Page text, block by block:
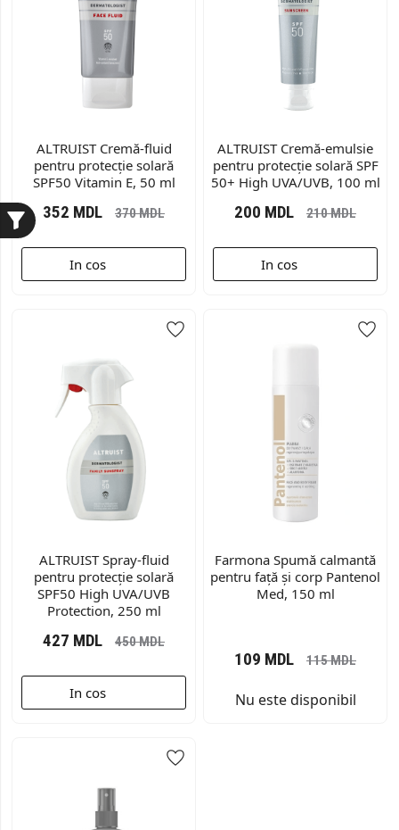
ALTRUIST Cremă-fluid
pentru protecție solară
SPF50 Vitamin E, 50 ml
352 MDL 370MDL
In cos
ALTRUIST Cremă-emulsie
pentru protecție solară SPF
50+ High UVA/UVB, 100 ml
200 MDL 210MDL
In cos
ALTRUIST Spray-fluid
pentru protecție solară
SPF50 High UVA/UVB
Protection, 250 ml
427 MDL 450MDL
In cos
Farmona Spumă calmantă
pentru față și corp Pantenol
Med, 150 ml
109 MDL 115MDL
Nu este disponibil